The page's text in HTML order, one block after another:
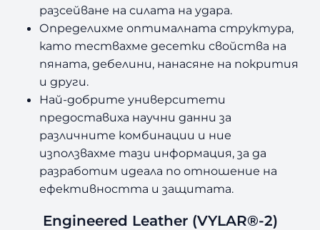
разсейване на силата на удара.
Определихме оптималната структура,
като тествахме десетки свойства на
пяната, дебелини, нанасяне на покрития
и други.
Най-добрите университети
предоставиха научни данни за
различните комбинации и ние
използвахме тази информация, за да
разработим идеала по отношение на
ефективността и защитата.
Engineered Leather (VYLAR®-2)